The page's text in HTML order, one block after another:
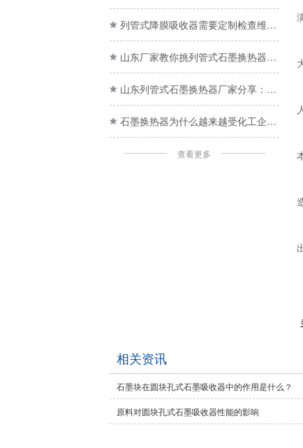
 列管式降膜吸收器需要定制检查维护吗？山东生产厂家介绍
 山东厂家教你挑列管式石墨换热器设备，定制价格透明又省心
 山东列管式石墨换热器厂家分享：耐腐蚀又高效的秘密！
 石墨换热器为什么越来越受化工企业青睐？
查看更多
相关资讯
石墨块在圆块孔式石墨吸收器中的作用是什么？
原料对圆块孔式石墨吸收器性能的影响